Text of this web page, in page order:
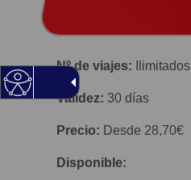
Nº de viajes: Ilimitados
Validez: 30 días
Precio: Desde 28,70€
Disponible: